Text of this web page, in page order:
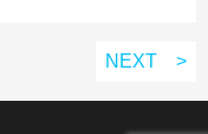
NEXT >